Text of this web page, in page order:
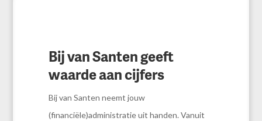
Bij van Santen geeft
waarde aan cijfers
Bij van Santen neemt jouw
(financiële)administratie uit handen. Vanuit